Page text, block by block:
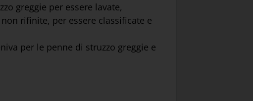
greggie per essere lavate,
rifinite, per essere classificate e
per le penne di struzzo greggie e